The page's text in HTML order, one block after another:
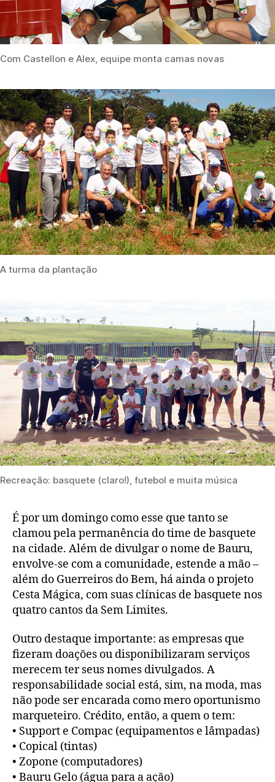
Com Castellon e Alex, equipe monta camas novas
A turma da plantação
Recreação: basquete (claro!), futebol e muita música
É por um domingo como esse que tanto se
clamou pela permanência do time de basquete
na cidade. Além de divulgar o nome de Bauru,
envolve-se com a comunidade, estende a mão –
além do Guerreiros do Bem, há ainda o projeto
Cesta Mágica, com suas clínicas de basquete nos
quatro cantos da Sem Limites.
Outro destaque importante: as empresas que
fizeram doações ou disponibilizaram serviços
merecem ter seus nomes divulgados. A
responsabilidade social está, sim, na moda, mas
não pode ser encarada como mero oportunismo
marqueteiro. Crédito, então, a quem o tem:
• Support e Compac (equipamentos e lâmpadas)
• Copical (tintas)
• Zopone (computadores)
• Bauru Gelo (água para a ação)